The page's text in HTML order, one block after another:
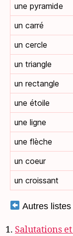
une pyramide
un carré
un cercle
un triangle
un rectangle
une étoile
une ligne
une flèche
un coeur
un croissant
Autres
Salutations